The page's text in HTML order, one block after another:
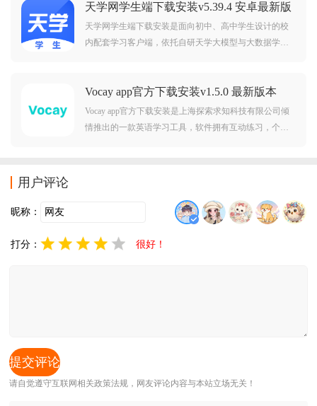
天学网学生端下载安装v5.39.4 安卓最新版
天学网学生端下载安装是面向初中、高中学生设计的校
内配套学习客户端，依托自研天学大模型与大数据学情
同步微课、校内作业收发管理能力，支持教师布置线上
作业、同步学情数据，学生可自主开展专项刷题、错题
复盘、趣味口
Vocay app官方下载安装v1.5.0 最新版本
Vocay app官方下载安装是上海探索求知科技有限公司倾
情推出的一款英语学习工具，软件拥有互动练习，个性
用户评论
昵称：
打分： 很好！
请自觉遵守互联网相关政策法规，网友评论内容与本站立场无关！